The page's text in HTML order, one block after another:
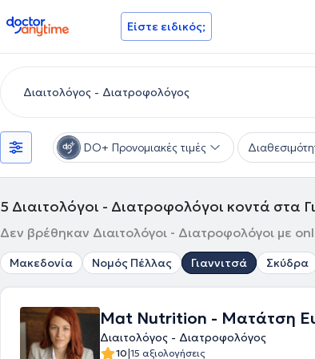
doctoranytime Είστε ειδικός;
DO+ Προνομιακές τιμές
5 Διαιτολόγοι - Διατροφολόγοι κοντά στα
Δεν βρέθηκαν Διαιτολόγοι - Διατροφολόγοι με
Μακεδονία Νομός Πέλλας Γιαννιτσά Σκύδρα
Mat Nutrition - Ματάτση
Διαιτολόγος - Διατροφολόγος
10|15 αξιολογήσεις